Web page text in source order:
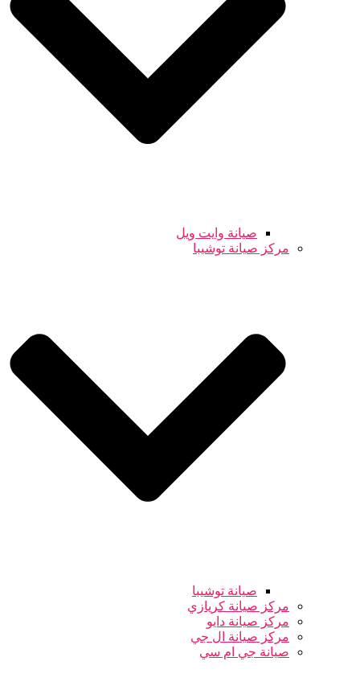
صيانة وايت ويل
مركز صيانة توشيبا
صيانة توشيبا
مركز صيانة كريازي
مركز صيانة دايو
مركز صيانة ال جي
صيانة جي ام سي